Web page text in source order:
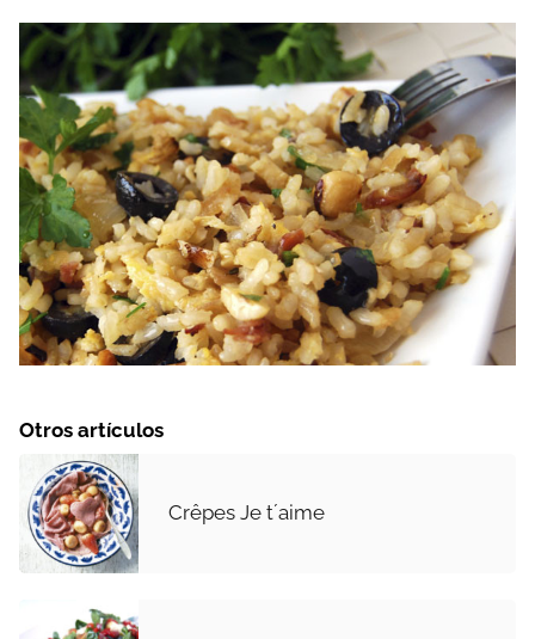
Otros artículos
Crêpes Je t´aime